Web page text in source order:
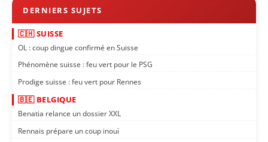
🇨🇭 SUISSE
OL : coup dingue confirmé en Suisse
Phénomène suisse : feu vert pour le PSG
Prodige suisse : feu vert pour Rennes
🇧🇪 BELGIQUE
Benatia relance un dossier XXL
Rennais prépare un coup inouï